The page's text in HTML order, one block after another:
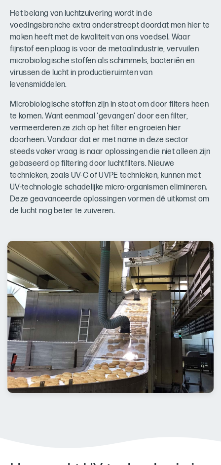
Het belang van luchtzuivering wordt in de
voedingsbranche extra onderstreept doordat men hier te
maken heeft met de kwaliteit van ons voedsel. Waar
fijnstof een plaag is voor de metaalindustrie, vervuilen
microbiologische stoffen als schimmels, bacteriën en
virussen de lucht in productieruimten van
levensmiddelen.
Microbiologische stoffen zijn in staat om door filters heen
te komen. Want eenmaal 'gevangen' door een filter,
vermeerderen ze zich op het filter en groeien hier
doorheen. Vandaar dat er met name in deze sector
steeds vaker vraag is naar oplossingen die niet alleen zijn
gebaseerd op filtering door luchtfilters. Nieuwe
technieken, zoals UV-C of UVPE technieken, kunnen met
UV-technologie schadelijke micro-organismen elimineren.
Deze geavanceerde oplossingen vormen dé uitkomst om
de lucht nog beter te zuiveren.